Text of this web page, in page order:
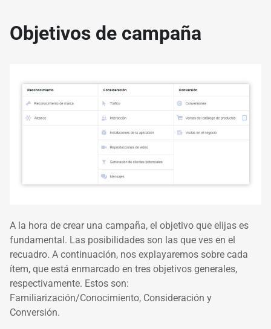
Objetivos de campaña
A la hora de crear una campaña, el objetivo que elijas es
fundamental. Las posibilidades son las que ves en el
recuadro. A continuación, nos explayaremos sobre cada
ítem, que está enmarcado en tres objetivos generales,
respectivamente. Estos son:
Familiarización/Conocimiento, Consideración y
Conversión.